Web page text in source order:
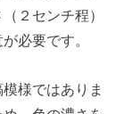
２センチ程）
必要です。
様ではありま